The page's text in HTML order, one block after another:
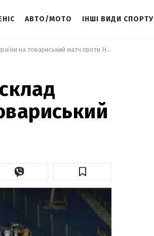
АВТО/МОТО ІНШІ ВИДИ СПОРТУ
Шевченко оголосив склад збірної України на товариський матч проти Нігерії